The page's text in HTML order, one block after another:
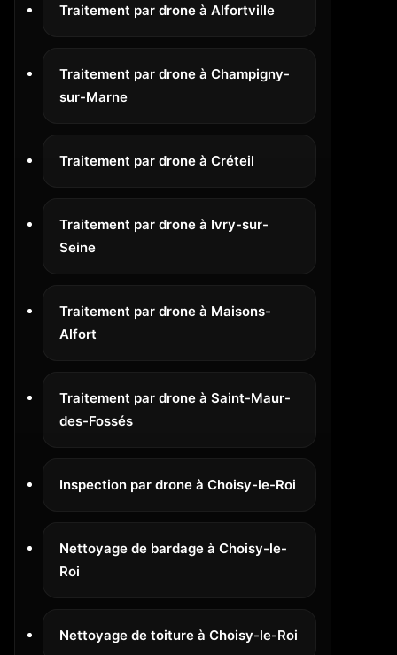
Traitement par drone à Alfortville
Traitement par drone à Champigny-
sur-Marne
Traitement par drone à Créteil
Traitement par drone à Ivry-sur-
Seine
Traitement par drone à Maisons-
Alfort
Traitement par drone à Saint-Maur-
des-Fossés
Inspection par drone à Choisy-le-Roi
Nettoyage de bardage à Choisy-le-
Roi
Nettoyage de toiture à Choisy-le-Roi